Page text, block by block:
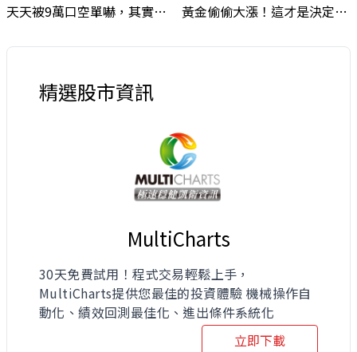
天天被9萬口空單嚇，其實你盯錯地方了｜Mr.Jimmy高志銘 #台股 #外資期貨 #融資 黃金偷偷大漲！這才是決定台股生死的「真風向球」！｜Mr.Jimmy高志銘 #黃金 #美元指數 #聯準會
精選股市資訊
MultiCharts
30天免費試用！程式交易輕鬆上手，
MultiCharts提供您最佳的投資體驗 機械操作自
動化、績效回測最佳化、進出條件系統化
立即下載